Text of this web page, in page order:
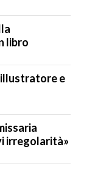
libro
e
irregolarità»